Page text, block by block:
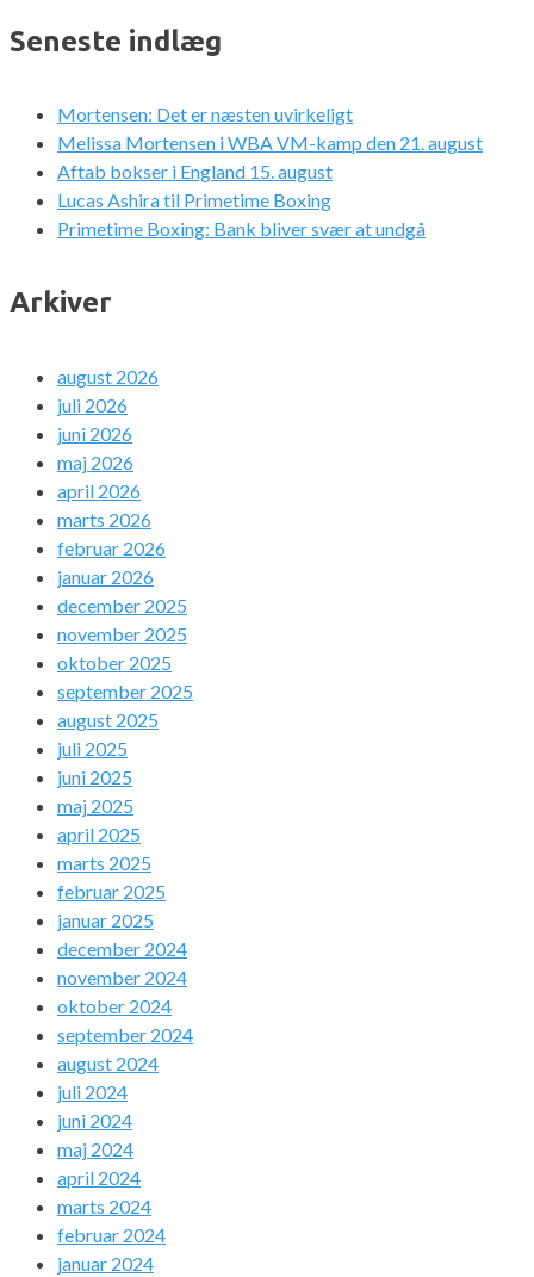
Seneste indlæg
Mortensen: Det er næsten uvirkeligt
Melissa Mortensen i WBA VM-kamp den 21. august
Aftab bokser i England 15. august
Lucas Ashira til Primetime Boxing
Primetime Boxing: Bank bliver svær at undgå
Arkiver
august 2026
juli 2026
juni 2026
maj 2026
april 2026
marts 2026
februar 2026
januar 2026
december 2025
november 2025
oktober 2025
september 2025
august 2025
juli 2025
juni 2025
maj 2025
april 2025
marts 2025
februar 2025
januar 2025
december 2024
november 2024
oktober 2024
september 2024
august 2024
juli 2024
juni 2024
maj 2024
april 2024
marts 2024
februar 2024
januar 2024